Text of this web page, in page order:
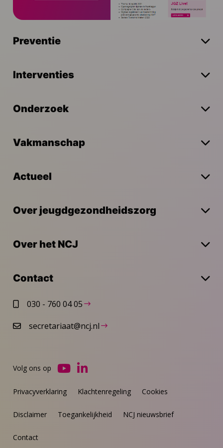
Preventie
Interventies
Onderzoek
Vakmanschap
Actueel
Over jeugdgezondheidszorg
Over het NCJ
Contact
030 - 760 04 05
secretariaat@ncj.nl
Privacyverklaring Klachtenregeling Cookies
Disclaimer Toegankelijkheid NCJ nieuwsbrief
Contact
Volg ons op
Ga
YouTube
Ga
LinkedIn